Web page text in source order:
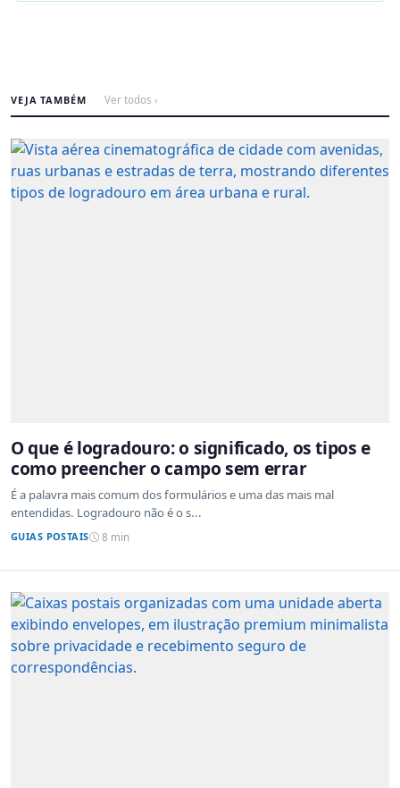
VEJA TAMBÉM Ver todos ›
O que é logradouro: o significado, os tipos e
como preencher o campo sem errar
É a palavra mais comum dos formulários e uma das mais mal
entendidas. Logradouro não é o s...
GUIAS POSTAIS 8 min